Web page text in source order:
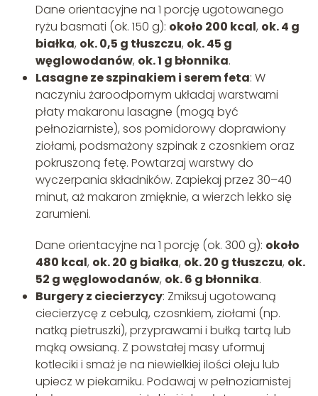
Dane orientacyjne na 1 porcję ugotowanego
ryżu basmati (ok. 150 g): około 200 kcal, ok. 4 g
białka, ok. 0,5 g tłuszczu, ok. 45 g
węglowodanów, ok. 1 g błonnika.
Lasagne ze szpinakiem i serem feta: W
naczyniu żaroodpornym układaj warstwami
płaty makaronu lasagne (mogą być
pełnoziarniste), sos pomidorowy doprawiony
ziołami, podsmażony szpinak z czosnkiem oraz
pokruszoną fetę. Powtarzaj warstwy do
wyczerpania składników. Zapiekaj przez 30–40
minut, aż makaron zmięknie, a wierzch lekko się
zarumieni.
Dane orientacyjne na 1 porcję (ok. 300 g): około
480 kcal, ok. 20 g białka, ok. 20 g tłuszczu, ok.
52 g węglowodanów, ok. 6 g błonnika.
Burgery z ciecierzycy: Zmiksuj ugotowaną
ciecierzycę z cebulą, czosnkiem, ziołami (np.
natką pietruszki), przyprawami i bułką tartą lub
mąką owsianą. Z powstałej masy uformuj
kotleciki i smaż je na niewielkiej ilości oleju lub
upiecz w piekarniku. Podawaj w pełnoziarnistej